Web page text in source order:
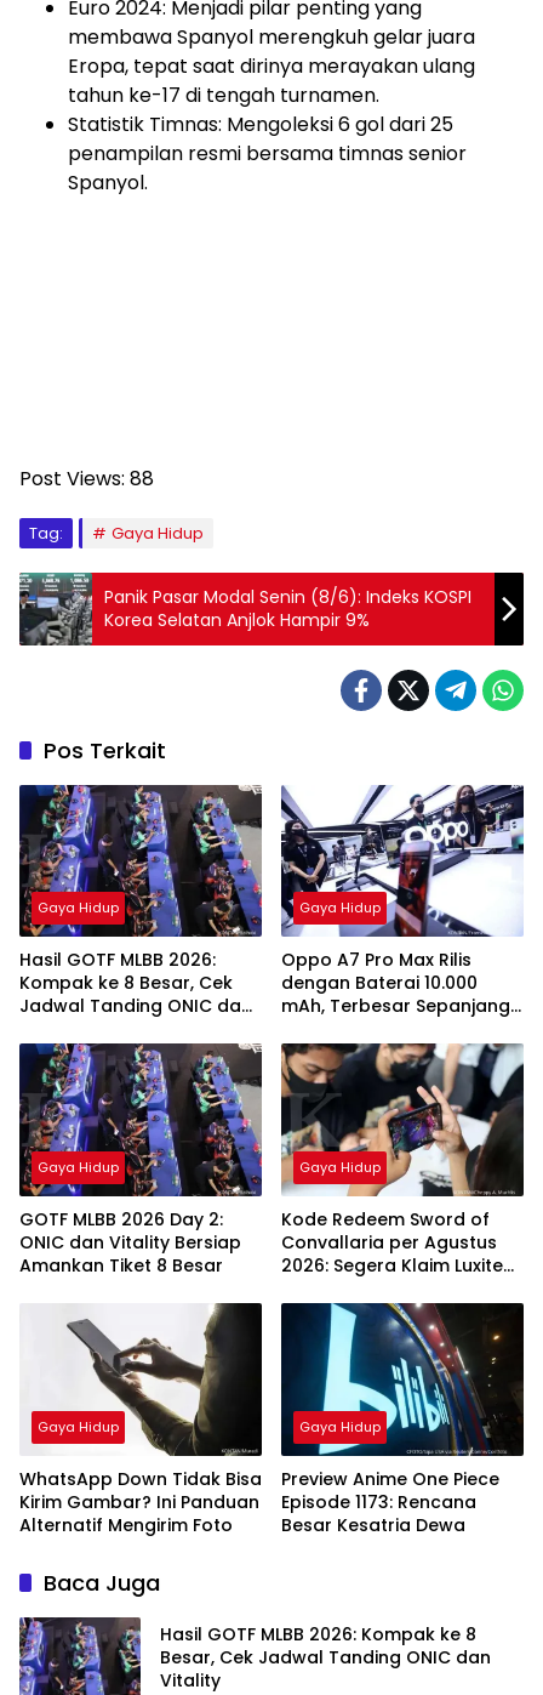
Euro 2024: Menjadi pilar penting yang
membawa Spanyol merengkuh gelar juara
Eropa, tepat saat dirinya merayakan ulang
tahun ke-17 di tengah turnamen.
Statistik Timnas: Mengoleksi 6 gol dari 25
penampilan resmi bersama timnas senior
Spanyol.
Post Views: 88
Tag: Gaya Hidup
Panik Pasar Modal Senin (8/6): Indeks KOSPI
Korea Selatan Anjlok Hampir 9%
Pos Terkait
Gaya Hidup
Hasil GOTF MLBB 2026:
Kompak ke 8 Besar, Cek
Jadwal Tanding ONIC dan
Gaya Hidup
Oppo A7 Pro Max Rilis
dengan Baterai 10.000
mAh, Terbesar Sepanjang
Gaya Hidup
GOTF MLBB 2026 Day 2:
ONIC dan Vitality Bersiap
Amankan Tiket 8 Besar
Gaya Hidup
Kode Redeem Sword of
Convallaria per Agustus
2026: Segera Klaim Luxite
Gaya Hidup
WhatsApp Down Tidak Bisa
Kirim Gambar? Ini Panduan
Alternatif Mengirim Foto
Gaya Hidup
Preview Anime One Piece
Episode 1173: Rencana
Besar Kesatria Dewa
Baca Juga
Hasil GOTF MLBB 2026: Kompak ke 8
Besar, Cek Jadwal Tanding ONIC dan
Vitality